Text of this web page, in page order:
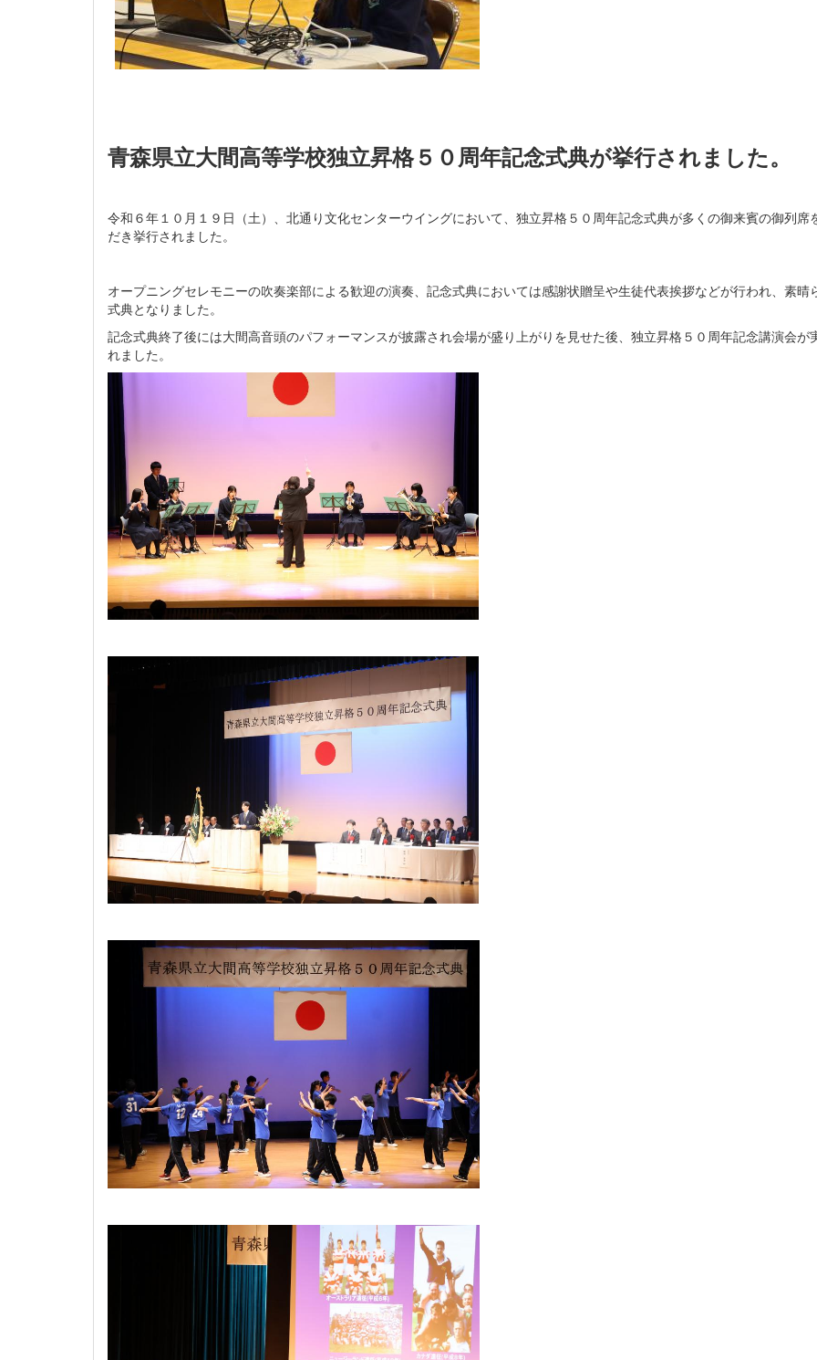
青森県立大間高等学校独立昇格５０周年記念式典が挙行されました。
令和６年１０月１９日（土）、北通り文化センターウイングにおいて、独立昇格５０周年記念式典が多くの御来賓の御列席
だき挙行されました。
オープニングセレモニーの吹奏楽部による歓迎の演奏、記念式典においては感謝状贈呈や生徒代表挨拶などが行われ、素晴
式典となりました。
記念式典終了後には大間高音頭のパフォーマンスが披露され会場が盛り上がりを見せた後、独立昇格５０周年記念講演会が
れました。